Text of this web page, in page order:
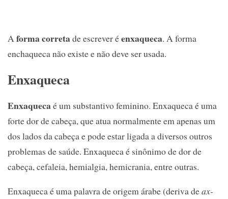
Aforma corretade escrever éenxaqueca. A forma
enchaqueca não existe e não deve ser usada.
Enxaqueca
Enxaquecaé um substantivo feminino. Enxaqueca é uma
forte dor de cabeça, que atua normalmente em apenas um
dos lados da cabeça e pode estar ligada a diversos outros
problemas de saúde. Enxaqueca é sinônimo de dor de
cabeça, cefaleia, hemialgia, hemicrania, entre outras.
Enxaqueca é uma palavra de origem árabe (deriva deax-